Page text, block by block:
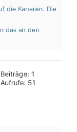
die Kanaren. Die
das an den
Beiträge: 1
Aufrufe: 51